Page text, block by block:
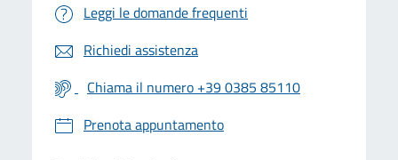
Leggi le domande frequenti
Richiedi assistenza
Chiama il numero +39 0385 85110
Prenota appuntamento